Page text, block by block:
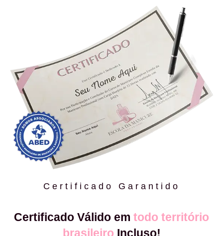
Certificado Garantido
Certificado Válido em todo território
brasileiro Incluso!